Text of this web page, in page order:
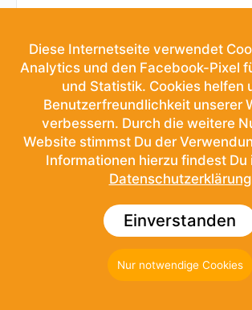
Registrieren
© 2026 - School of Sound
Diese Internetseite verwendet
Analytics und den Facebook-Pixel
und Statistik. Cookies helfen
Benutzerfreundlichkeit unserer
verbessern. Durch die weitere
Website stimmst Du der
Informationen hierzu findest Du
Datenschutzerklärung
Einverstanden
Nur notwendige Cookies